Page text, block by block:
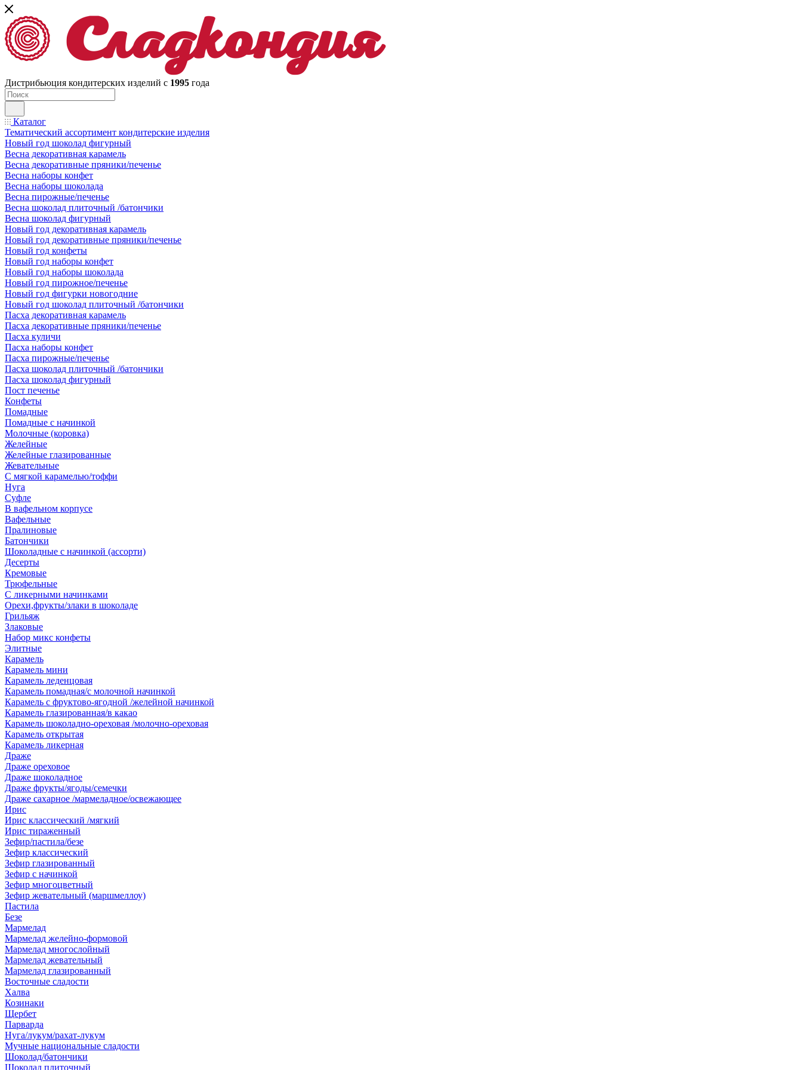
Дистрибьюция кондитерских изделий с 1995 года
Каталог
Тематический ассортимент кондитерские изделия
Новый год шоколад фигурный
Весна декоративная карамель
Весна декоративные пряники/печенье
Весна наборы конфет
Весна наборы шоколада
Весна пирожные/печенье
Весна шоколад плиточный /батончики
Весна шоколад фигурный
Новый год декоративная карамель
Новый год декоративные пряники/печенье
Новый год конфеты
Новый год наборы конфет
Новый год наборы шоколада
Новый год пирожное/печенье
Новый год фигурки новогодние
Новый год шоколад плиточный /батончики
Пасха декоративная карамель
Пасха декоративные пряники/печенье
Пасха куличи
Пасха наборы конфет
Пасха пирожные/печенье
Пасха шоколад плиточный /батончики
Пасха шоколад фигурный
Пост печенье
Конфеты
Помадные
Помадные с начинкой
Молочные (коровка)
Желейные
Желейные глазированные
Жевательные
С мягкой карамелью/тоффи
Нуга
Суфле
В вафельном корпусе
Вафельные
Пралиновые
Батончики
Шоколадные с начинкой (ассорти)
Десерты
Кремовые
Трюфельные
С ликерными начинками
Орехи,фрукты/злаки в шоколаде
Грильяж
Злаковые
Набор микс конфеты
Элитные
Карамель
Карамель мини
Карамель леденцовая
Карамель помадная/с молочной начинкой
Карамель с фруктово-ягодной /желейной начинкой
Карамель глазированная/в какао
Карамель шоколадно-ореховая /молочно-ореховая
Карамель открытая
Карамель ликерная
Драже
Драже ореховое
Драже шоколадное
Драже фрукты/ягоды/семечки
Драже сахарное /мармеладное/освежающее
Ирис
Ирис классический /мягкий
Ирис тираженный
Зефир/пастила/безе
Зефир классический
Зефир глазированный
Зефир с начинкой
Зефир многоцветный
Зефир жевательный (маршмеллоу)
Пастила
Безе
Мармелад
Мармелад желейно-формовой
Мармелад многослойный
Мармелад жевательный
Мармелад глазированный
Восточные сладости
Халва
Козинаки
Щербет
Парварда
Нуга/лукум/рахат-лукум
Мучные национальные сладости
Шоколад/батончики
Шоколад плиточный